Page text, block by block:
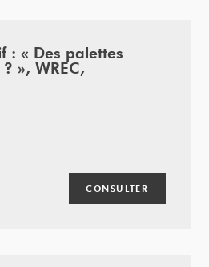
: « Des palettes
», WREC,
CONSULTER